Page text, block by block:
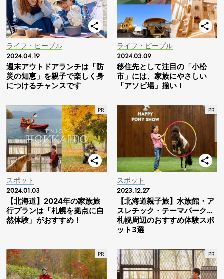
ライフ・ピープル
2024.04.19
週末アウトドアランチは「防
災の知恵」を親子で楽しく身
につけるチャンスです
ライフ・ピープル
2024.03.09
移住先として注目の「小松
市」には、家族にやさしい
「アソビ場」揃い！
スポット
2024.01.03
【北海道】2024年の家族旅
行プランは「札幌を拠点に自
然体験」がおすすめ！
スポット
2023.12.27
【北海道親子旅】水族館・ア
スレチック・テーマパーク…
札幌周辺のおすすめ体験スポ
ット3選